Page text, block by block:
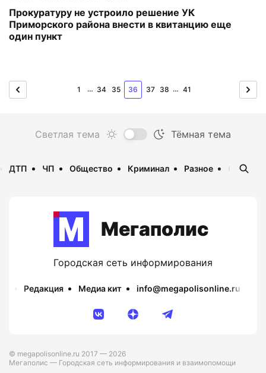
Прокуратуру не устроило решение УК
Приморского района внести в квитанцию еще
один пункт
1 … 34 35 36 37 38 … 41
ДТП ЧП Общество Криминал Разное
Мегаполис
Городская сеть информирования
Редакция Медиа кит info@megapolisonline.ru
© megapolisonline.ru 2017 — 2026
Мегаполис — Городская сеть информирования и взаимопомощи